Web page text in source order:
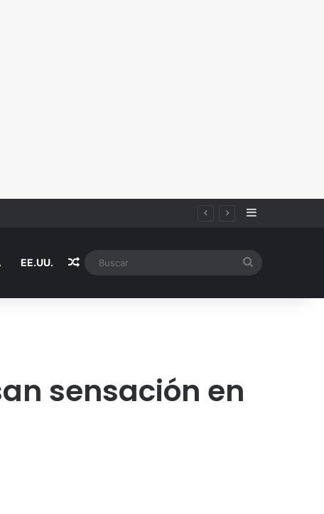
Sidebar
EE.UU. Random Article
sensación en